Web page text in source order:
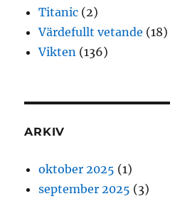
Titanic (2)
Värdefullt vetande (18)
Vikten (136)
ARKIV
oktober 2025 (1)
september 2025 (3)